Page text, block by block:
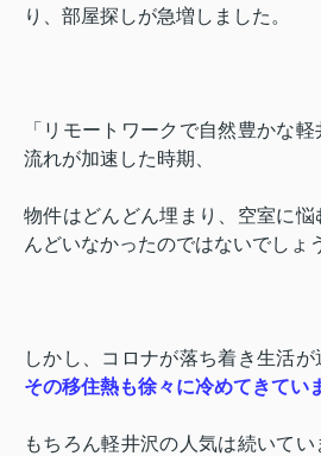
り、部屋探しが急増しました。
「リモートワークで自然豊かな
流れが加速した時期、
物件はどんどん埋まり、空室に悩
んどいなかったのではないでしょ
しかし、コロナが落ち着き生活が
その移住熱も徐々に冷めてきてい
もちろん軽井沢の人気は続いてい